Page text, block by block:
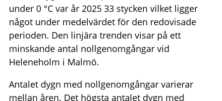
under 0 °C var år 2025 33 stycken vilket ligger
något under medelvärdet för den redovisade
perioden. Den linjära trenden visar på ett
minskande antal nollgenomgångar vid
Heleneholm i Malmö.
Antalet dygn med nollgenomgångar varierar
mellan åren. Det högsta antalet dygn med